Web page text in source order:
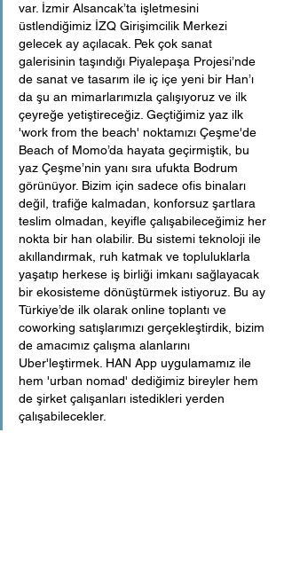
var. İzmir Alsancak’ta işletmesini
üstlendiğimiz İZQ Girişimcilik Merkezi
gelecek ay açılacak. Pek çok sanat
galerisinin taşındığı Piyalepaşa Projesi’nde
de sanat ve tasarım ile iç içe yeni bir Han’ı
da şu an mimarlarımızla çalışıyoruz ve ilk
çeyreğe yetiştireceğiz. Geçtiğimiz yaz ilk
'work from the beach' noktamızı Çeşme'de
Beach of Momo’da hayata geçirmiştik, bu
yaz Çeşme’nin yanı sıra ufukta Bodrum
görünüyor. Bizim için sadece ofis binaları
değil, trafiğe kalmadan, konforsuz şartlara
teslim olmadan, keyifle çalışabileceğimiz her
nokta bir han olabilir. Bu sistemi teknoloji ile
akıllandırmak, ruh katmak ve topluluklarla
yaşatıp herkese iş birliği imkanı sağlayacak
bir ekosisteme dönüştürmek istiyoruz. Bu ay
Türkiye’de ilk olarak online toplantı ve
coworking satışlarımızı gerçekleştirdik, bizim
de amacımız çalışma alanlarını
Uber'leştirmek. HAN App uygulamamız ile
hem 'urban nomad' dediğimiz bireyler hem
de şirket çalışanları istedikleri yerden
çalışabilecekler.